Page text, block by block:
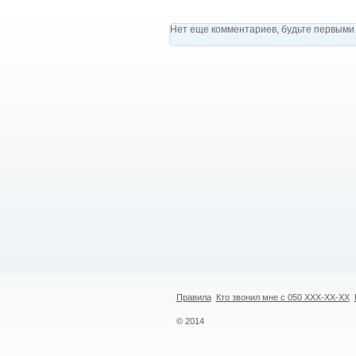
Нет еще комментариев, будьте первыми
Правила Кто звонил мне с 050 XXX-XX-XX
© 2014